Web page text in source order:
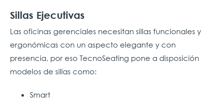
Sillas Ejecutivas
Las oficinas gerenciales necesitan sillas funcionales y
ergonómicas con un aspecto elegante y con
presencia, por eso TecnoSeating pone a disposición
modelos de sillas como:
Smart